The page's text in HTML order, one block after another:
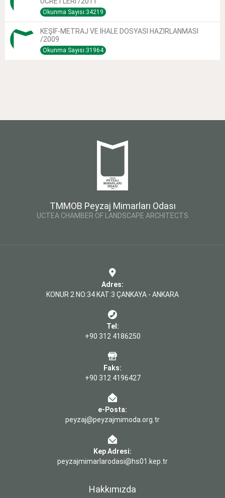
Okunma Sayısı:34219
KEŞİF-METRAJ VE İHALE DOSYASI HAZIRLANMASI
/2009
Okunma Sayısı:31964
TMMOB Peyzaj Mimarları Odası
UCTEA CHAMBER OF LANDSCAPE ARCHITECTS
Adres:
KONUR 2 NO:34 KAT:3 ÇANKAYA - ANKARA
Tel:
+90 312 4186250
Faks:
+90 312 4196427
e-Posta:
peyzaj@peyzajmimoda.org.tr
Kep Adresi:
peyzajmimarlarodasi@hs01.kep.tr
Hakkımızda